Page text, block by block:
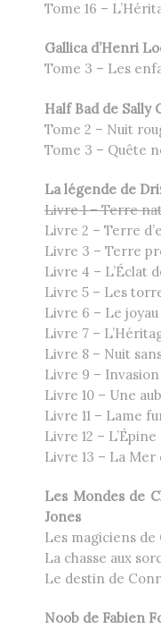
Tome 16 –
Gallica d’Henri
Tome 3 – Les
Half Bad de Sally
Tome 2 – Nuit
Tome 3 – Quête
La légende de
Livre 1 – Terre
Livre 2 – Terre
Livre 3 – Terre
Livre 4 – L’Éclat
Livre 5 – Les
Livre 6 – Le
Livre 7 –
Livre 8 – Nuit
Livre 9 –
Livre 10 – Une
Livre 11 – Lame
Livre 12 –
Livre 13 – La Mer
Les Mondes de
Jones
Les magiciens de
La chasse aux
Le destin de
Noob de Fabien